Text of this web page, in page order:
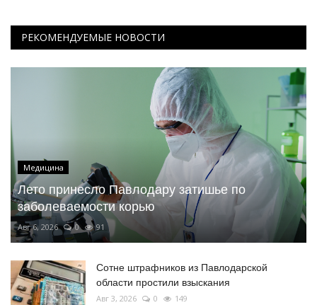
РЕКОМЕНДУЕМЫЕ НОВОСТИ
Медицина
Лето принесло Павлодару затишье по
заболеваемости корью
Авг 6, 2026 0 91
Сотне штрафников из Павлодарской
области простили взыскания
Авг 3, 2026 0 149